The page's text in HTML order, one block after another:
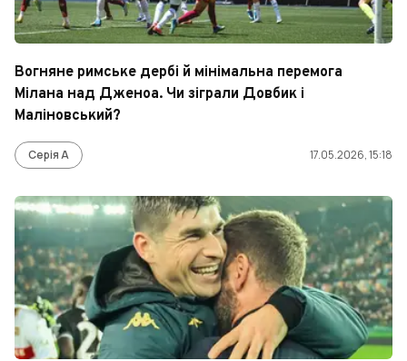
Вогняне римське дербі й мінімальна перемога
Мілана над Дженоа. Чи зіграли Довбик і
Маліновський?
Серія А 17.05.2026, 15:18